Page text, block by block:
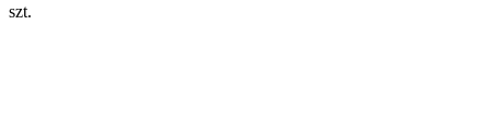
szt.